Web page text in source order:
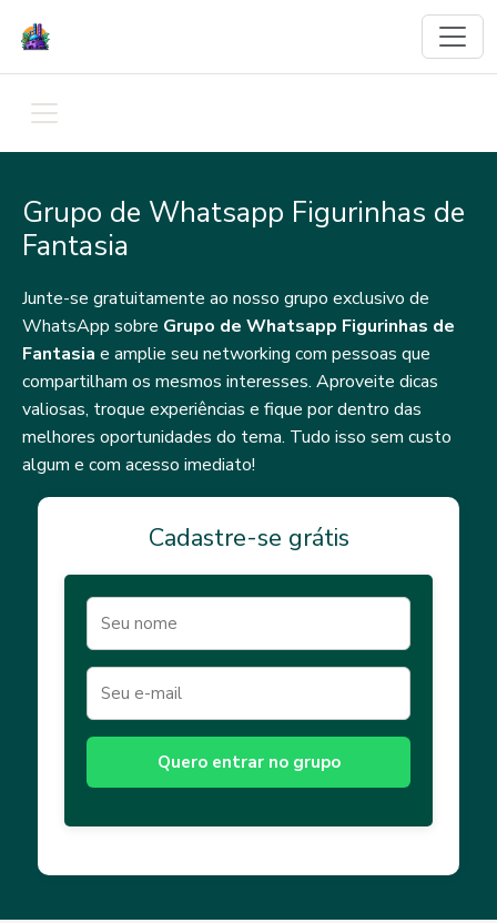
Grupo de Whatsapp Figurinhas de
Fantasia
Junte-se gratuitamente ao nosso grupo exclusivo de
WhatsApp sobre Grupo de Whatsapp Figurinhas de
Fantasia e amplie seu networking com pessoas que
compartilham os mesmos interesses. Aproveite dicas
valiosas, troque experiências e fique por dentro das
melhores oportunidades do tema. Tudo isso sem custo
algum e com acesso imediato!
Cadastre-se grátis
Quero entrar no grupo